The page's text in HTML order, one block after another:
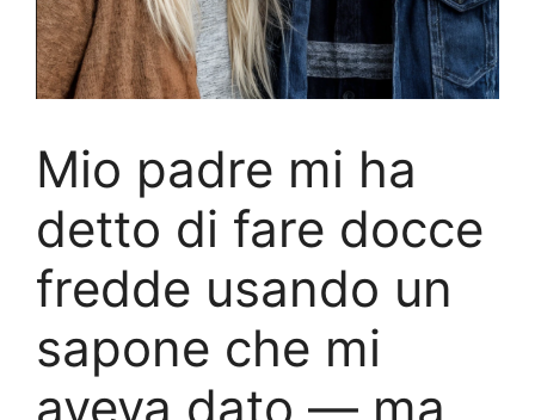
Mio padre mi ha
detto di fare docce
fredde usando un
sapone che mi